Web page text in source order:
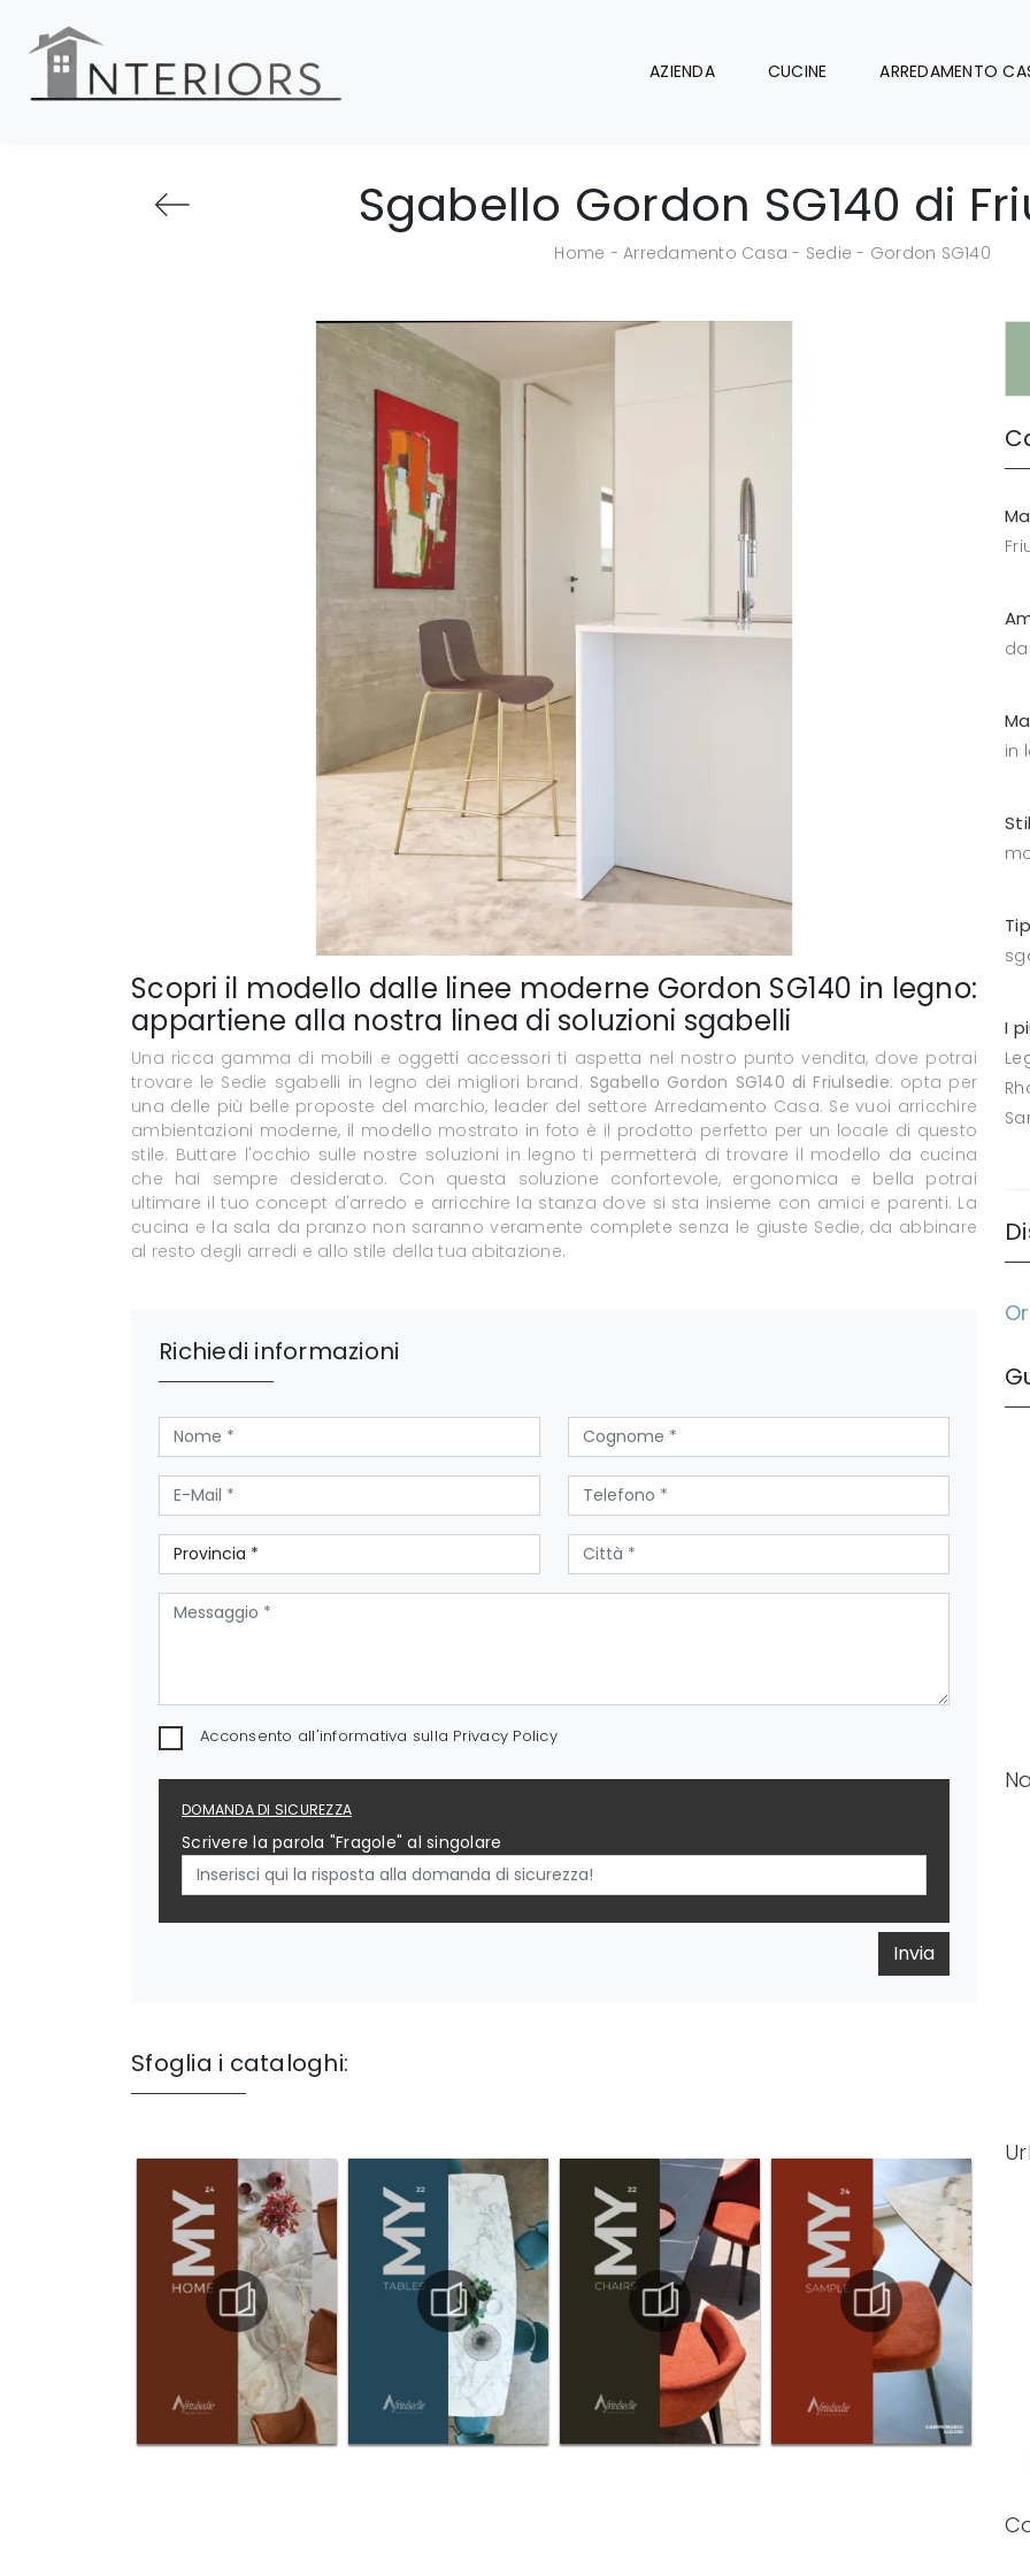
AZIENDA CUCINE ARREDAMENTO
Sgabello Gordon SG140 di
Home - Arredamento Casa - Sedie - Gordon SG140
Scopri il modello dalle linee moderne Gordon SG140 in legno:
appartiene alla nostra linea di soluzioni sgabelli
Una ricca gamma di mobili e oggetti accessori ti aspetta nel nostro punto vendita, dove potrai
trovare le Sedie sgabelli in legno dei migliori brand. Sgabello Gordon SG140 di Friulsedie: opta per
una delle più belle proposte del marchio, leader del settore Arredamento Casa. Se vuoi arricchire
ambientazioni moderne, il modello mostrato in foto è il prodotto perfetto per un locale di questo
stile. Buttare l'occhio sulle nostre soluzioni in legno ti permetterà di trovare il modello da cucina
che hai sempre desiderato. Con questa soluzione confortevole, ergonomica e bella potrai
ultimare il tuo concept d'arredo e arricchire la stanza dove si sta insieme con amici e parenti. La
cucina e la sala da pranzo non saranno veramente complete senza le giuste Sedie, da abbinare
al resto degli arredi e allo stile della tua abitazione.
Richiedi informazioni
Acconsento all'informativa sulla Privacy Policy
DOMANDA DI SICUREZZA
Scrivere la parola "Fragole" al singolare
Invia
Sfoglia i cataloghi:
in
I